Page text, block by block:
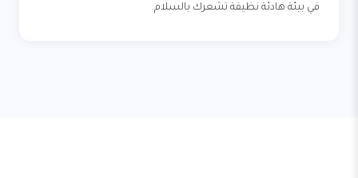
في بيئة هادئة نظيفة تشعرك بالسلام.